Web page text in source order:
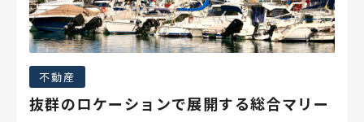
不動産
抜群のロケーションで展開する総合マリー